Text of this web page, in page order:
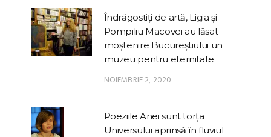
Îndrăgostiți de artă, Ligia și
Pompiliu Macovei au lăsat
moștenire Bucureștiului un
muzeu pentru eternitate
NOIEMBRIE 2, 2020
Poeziile Anei sunt torța
Universului aprinsă în fluviul